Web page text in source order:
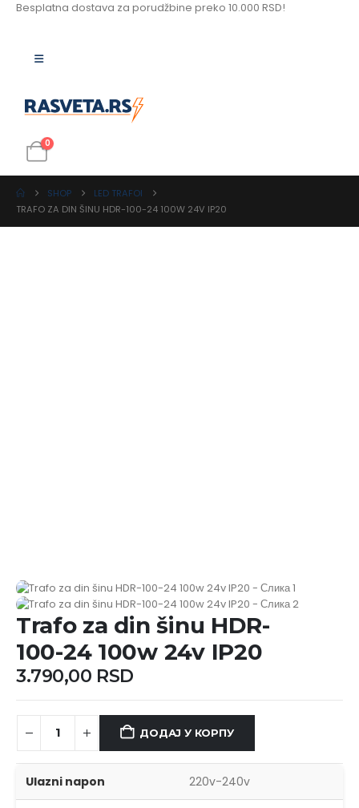
Besplatna dostava za porudžbine preko 10.000 RSD!
0
SHOP
LED TRAFOI
TRAFO ZA DIN ŠINU HDR-100-24 100W 24V IP20
Trafo za din šinu HDR-
100-24 100w 24v IP20
3.790,00 RSD
ДОДАЈ У КОРПУ
Ulazni napon 220v-240v